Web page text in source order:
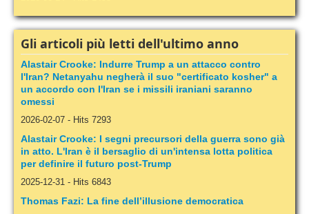
Gli articoli più letti dell'ultimo anno
Alastair Crooke: Indurre Trump a un attacco contro
l'Iran? Netanyahu negherà il suo "certificato kosher" a
un accordo con l'Iran se i missili iraniani saranno
omessi
2026-02-07 - Hits 7293
Alastair Crooke: I segni precursori della guerra sono già
in atto. L'Iran è il bersaglio di un'intensa lotta politica
per definire il futuro post-Trump
2025-12-31 - Hits 6843
Thomas Fazi: La fine dell’illusione democratica